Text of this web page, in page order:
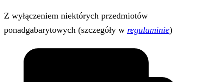
Z wyłączeniem niektórych przedmiotów
ponadgabarytowych (szczegóły w regulaminie)